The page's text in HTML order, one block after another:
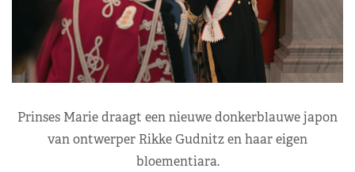
Prinses Marie draagt een nieuwe donkerblauwe japon
van ontwerper Rikke Gudnitz en haar eigen
bloementiara.